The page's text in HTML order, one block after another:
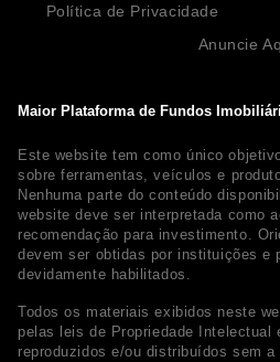
Maior Plataforma de Fundos
Este website tem como único
sobre ferramentas, veículos e
Nenhuma parte do conteúdo
website deve ser interpretada como
recomendação para investimento.
devem ser obtidas por instituições e
devidamente habilitados.
Todos os materiais exibidos neste
pelas leis de Propriedade Intelectual
reproduzidos e/ou distribuídos sem
Política de Privacidade
Anuncie